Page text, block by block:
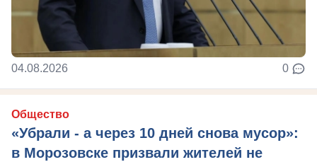
04.08.2026 0
Общество
«Убрали - а через 10 дней снова мусор»:
в Морозовске призвали жителей не